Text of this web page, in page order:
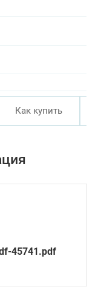
Как купить
45741.pdf